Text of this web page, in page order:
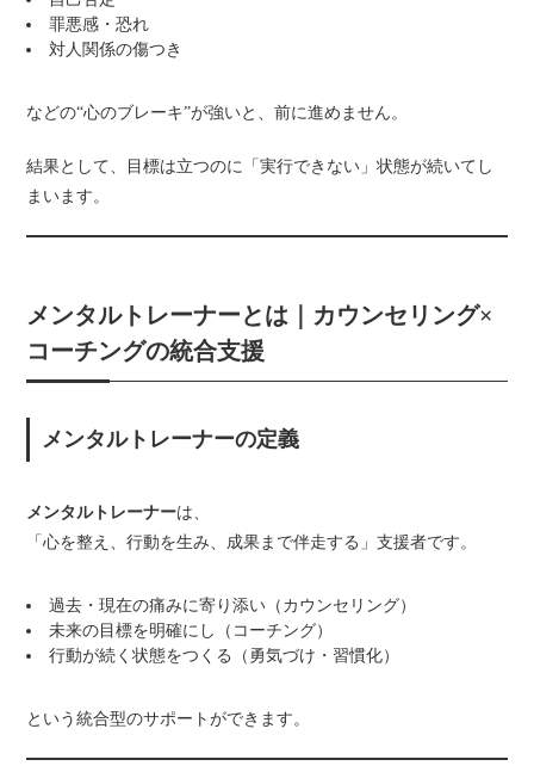
罪悪感・恐れ
対人関係の傷つき
などの“心のブレーキ”が強いと、前に進めません。
結果として、目標は立つのに「実行できない」状態が続いてし
まいます。
メンタルトレーナーとは｜カウンセリング×
コーチングの統合支援
メンタルトレーナーの定義
メンタルトレーナーは、
「心を整え、行動を生み、成果まで伴走する」支援者です。
過去・現在の痛みに寄り添い（カウンセリング）
未来の目標を明確にし（コーチング）
行動が続く状態をつくる（勇気づけ・習慣化）
という統合型のサポートができます。